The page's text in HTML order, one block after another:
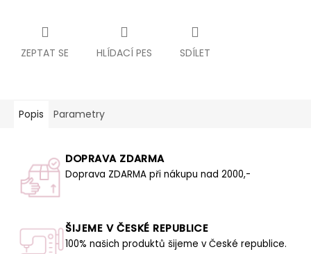
ZEPTAT SE HLÍDACÍ PES SDÍLET
Popis Parametry
DOPRAVA ZDARMA
Doprava ZDARMA při nákupu nad 2000,-
ŠIJEME V ČESKÉ REPUBLICE
100% našich produktů šijeme v České republice.